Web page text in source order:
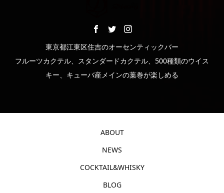
東京都江東区住吉のオーセンティックバー
フルーツカクテル、スタンダードカクテル、500種類のウイス
キー、キューバ産メインの葉巻が楽しめる
ABOUT
NEWS
COCKTAIL&WHISKY
BLOG